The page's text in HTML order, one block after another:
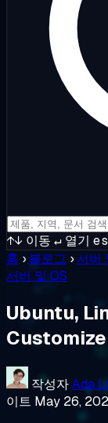
↑↓ 이동 ↵ 열기
홈 › 블로그 ›서버
서버 및 OS
Ubuntu,
작성자Ada
이트 May 26,